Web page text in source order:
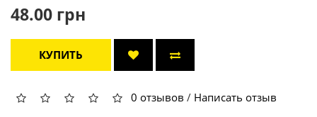
48.00 грн
КУПИТЬ
0 отзывов / Написать отзыв